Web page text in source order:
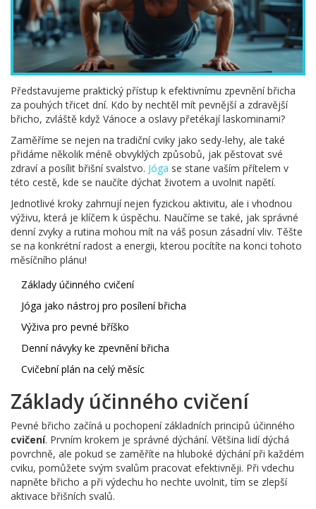
Představujeme praktický přístup k efektivnímu zpevnění břicha
za pouhých třicet dní. Kdo by nechtěl mít pevnější a zdravější
břicho, zvláště když Vánoce a oslavy přetékají laskominami?
Zaměříme se nejen na tradiční cviky jako sedy-lehy, ale také
přidáme několik méně obvyklých způsobů, jak pěstovat své
zdraví a posílit břišní svalstvo. Jóga se stane vaším přítelem v
této cestě, kde se naučíte dýchat životem a uvolnit napětí.
Jednotlivé kroky zahrnují nejen fyzickou aktivitu, ale i vhodnou
výživu, která je klíčem k úspěchu. Naučíme se také, jak správné
denní zvyky a rutina mohou mít na váš posun zásadní vliv. Těšte
se na konkrétní radost a energii, kterou pocítíte na konci tohoto
měsíčního plánu!
Základy účinného cvičení
Jóga jako nástroj pro posílení břicha
Výživa pro pevné bříško
Denní návyky ke zpevnění břicha
Cvičební plán na celý měsíc
Základy účinného cvičení
Pevné břicho začíná u pochopení základních principů účinného
cvičení. Prvním krokem je správné dýchání. Většina lidí dýchá
povrchně, ale pokud se zaměříte na hluboké dýchání při každém
cviku, pomůžete svým svalům pracovat efektivněji. Při vdechu
napněte břicho a při výdechu ho nechte uvolnit, tím se zlepší
aktivace břišních svalů.